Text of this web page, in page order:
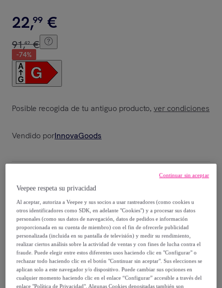
22,99 €
91,42 €
-74%
Posible recogida de tu antiguo producto, ver condiciones
Vendido porInnovaGoods
Entrega
Envío gratis
Entrega: Entre el16/08y el19/08
¿Cómo funciona?
Veepee respeta su privacidad
Al aceptar, autoriza a Veepee y sus socios a usar rastreadores (como cookies u
otros identificadores como SDK, en adelante "Cookies") y a procesar sus datos
personales (como sus datos de navegación, datos de pedidos e información
proporcionada en su cuenta de miembro) con el fin de ofrecerle publicidad
personalizada (incluida en su pantalla de televisión) y medir su rendimiento,
realizar ciertos análisis sobre la actividad de ventas y con fines de lucha contra el
fraude. Puede elegir entre estos diferentes usos haciendo clic en "Configurar" o
rechazar todo haciendo clic en el botón "Continuar sin aceptar". Sus elecciones se
aplican solo a este navegador y/o dispositivo. Puede cambiar sus opciones en
cualquier momento haciendo clic en el enlace “Configurar” accesible a través del
enlace "Política de Privacidad". Algunas Cookies depositadas también son
Continuar sin aceptar